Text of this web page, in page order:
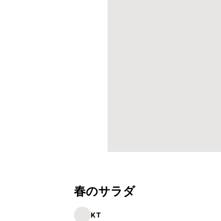
春のサラダ
KT